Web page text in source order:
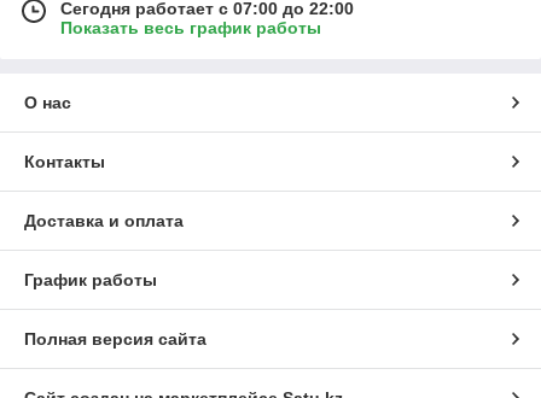
Сегодня работает с 07:00 до 22:00
Показать весь график работы
О нас
Контакты
Доставка и оплата
График работы
Полная версия сайта